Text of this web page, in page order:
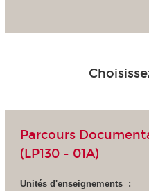
Choisissez
Parcours
(LP130 - 01A)
Unités d'enseignements :